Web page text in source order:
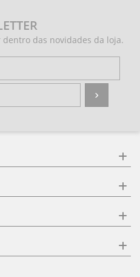
dentro das novidades da loja.